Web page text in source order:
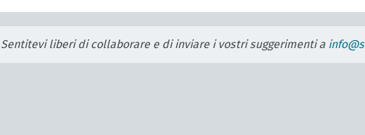
Sentitevi liberi di collaborare e di inviare i vostri suggerimenti a